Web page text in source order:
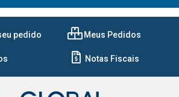
pedido Meus Pedidos
Notas Fiscais